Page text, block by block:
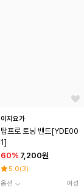
이지요가
탑프로 토닝 밴드[YDE00
1]
60% 7,200원
5.0(3)
옵션
여성